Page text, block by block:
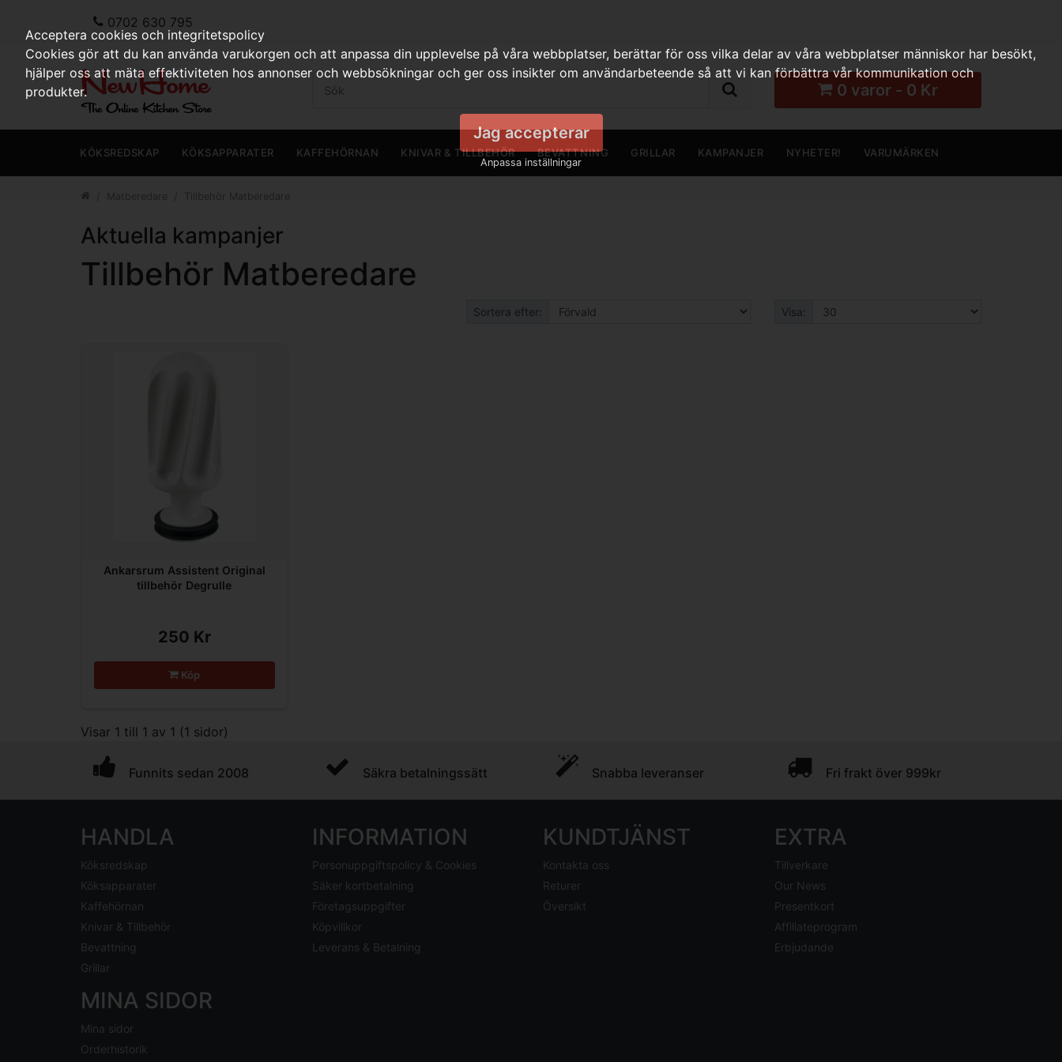
0702 630 795
0 varor - 0 Kr
KÖKSREDSKAP KÖKSAPPARATER KAFFEHÖRNAN KNIVAR & TILLBEHÖR BEVATTNING GRILLAR KAMPANJER NYHETER! VARUMÄRKEN
Aktuella kampanjer
Tillbehör Matberedare
Sortera efter: Visa:
Ankarsrum Assistent Original
tillbehör Degrulle
250 Kr
Köp
Visar 1 till 1 av 1 (1 sidor)
Funnits sedan 2008 Säkra betalningssätt Snabba leveranser Fri frakt över 999kr
HANDLA
Köksredskap
Köksapparater
Kaffehörnan
Knivar & Tillbehör
Bevattning
Grillar
INFORMATION
Personuppgiftspolicy & Cookies
Säker kortbetalning
Företagsuppgifter
Köpvillkor
Leverans & Betalning
KUNDTJÄNST
Kontakta oss
Returer
Översikt
EXTRA
Tillverkare
Our News
Presentkort
Affiliateprogram
Erbjudande
MINA SIDOR
Mina sidor
Orderhistorik
Acceptera cookies och integritetspolicy
Cookies gör att du kan använda varukorgen och att anpassa din upplevelse på våra webbplatser, berättar för oss vilka delar av våra webbplatser människor har besökt,
hjälper oss att mäta effektiviteten hos annonser och webbsökningar och ger oss insikter om användarbeteende så att vi kan förbättra vår kommunikation och
produkter.
Jag accepterar
Anpassa inställningar